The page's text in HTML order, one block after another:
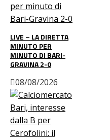
LIVE – LA DIRETTA
MINUTO PER
MINUTO DI BARI-
GRAVINA 2-0
08/08/2026